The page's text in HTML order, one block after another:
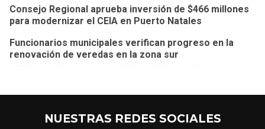
Consejo Regional aprueba inversión de $466 millones
para modernizar el CEIA en Puerto Natales
Funcionarios municipales verifican progreso en la
renovación de veredas en la zona sur
NUESTRAS REDES SOCIALES